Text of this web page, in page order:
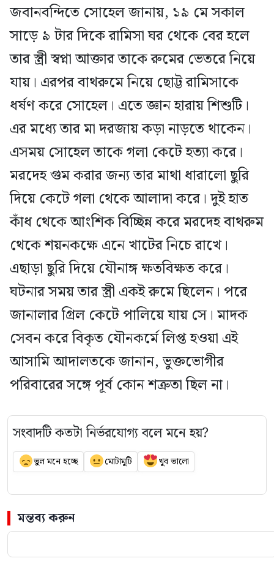
জবানবন্দিতে সোহেল জানায়, ১৯ মে সকাল
সাড়ে ৯ টার দিকে রামিসা ঘর থেকে বের হলে
তার স্ত্রী স্বপ্না আক্তার তাকে রুমের ভেতরে নিয়ে
যায়। এরপর বাথরুমে নিয়ে ছোট্ট রামিসাকে
ধর্ষণ করে সোহেল। এতে জ্ঞান হারায় শিশুটি।
এর মধ্যে তার মা দরজায় কড়া নাড়তে থাকেন।
এসময় সোহেল তাকে গলা কেটে হত্যা করে।
মরদেহ গুম করার জন্য তার মাথা ধারালো ছুরি
দিয়ে কেটে গলা থেকে আলাদা করে। দুই হাত
কাঁধ থেকে আংশিক বিচ্ছিন্ন করে মরদেহ বাথরুম
থেকে শয়নকক্ষে এনে খাটের নিচে রাখে।
এছাড়া ছুরি দিয়ে যৌনাঙ্গ ক্ষতবিক্ষত করে।
ঘটনার সময় তার স্ত্রী একই রুমে ছিলেন। পরে
জানালার গ্রিল কেটে পালিয়ে যায় সে। মাদক
সেবন করে বিকৃত যৌনকর্মে লিপ্ত হওয়া এই
আসামি আদালতকে জানান, ভুক্তভোগীর
পরিবারের সঙ্গে পূর্ব কোন শত্রুতা ছিল না।
সংবাদটি কতটা নির্ভরযোগ্য বলে মনে হয়?
ভুল মনে হচ্ছে মোটামুটি খুব ভালো
মন্তব্য করুন